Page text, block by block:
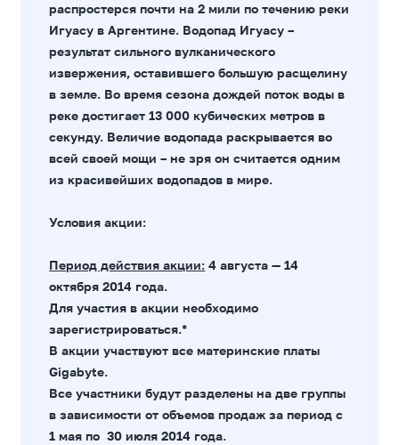
распростерся почти на 2 мили по течению реки
Игуасу в Аргентине. Водопад Игуасу –
результат сильного вулканического
извержения, оставившего большую расщелину
в земле. Во время сезона дождей поток воды в
реке достигает 13 000 кубических метров в
секунду. Величие водопада раскрывается во
всей своей мощи – не зря он считается одним
из красивейших водопадов в мире.
Условия акции:
Период действия акции: 4 августа — 14
октября 2014 года.
Для участия в акции необходимо
зарегистрироваться.*
В акции участвуютвсе материнские платы
Gigabyte.
Все участники будут разделены на две группы
в зависимости от объемов продаж за период с
1 мая по 30 июля 2014 года.